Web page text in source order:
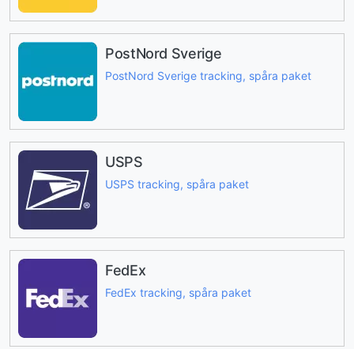
PostNord Sverige
PostNord Sverige tracking, spåra paket
USPS
USPS tracking, spåra paket
FedEx
FedEx tracking, spåra paket